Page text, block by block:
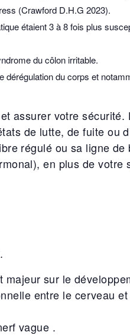
(Crawford D.H.G 2023).
étaient 3 à 8 fois plus
du côlon irritable.
du corps et
assurer votre sécurité.
de lutte, de fuite ou
régulé ou sa ligne
en plus de votre
sur le
entre le cerveau et
vague .